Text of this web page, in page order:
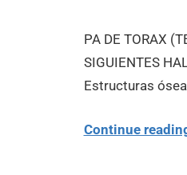
PA DE TORAX
SIGUIENTES
Estructuras
Continue